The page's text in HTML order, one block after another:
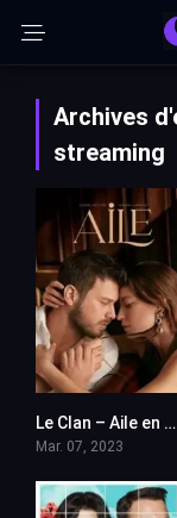
Archives
streaming
Le Clan – Aile en VF (Voix Francaise)
Mar. 07, 2023